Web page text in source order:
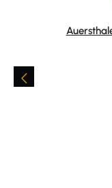
Durchschnittliche